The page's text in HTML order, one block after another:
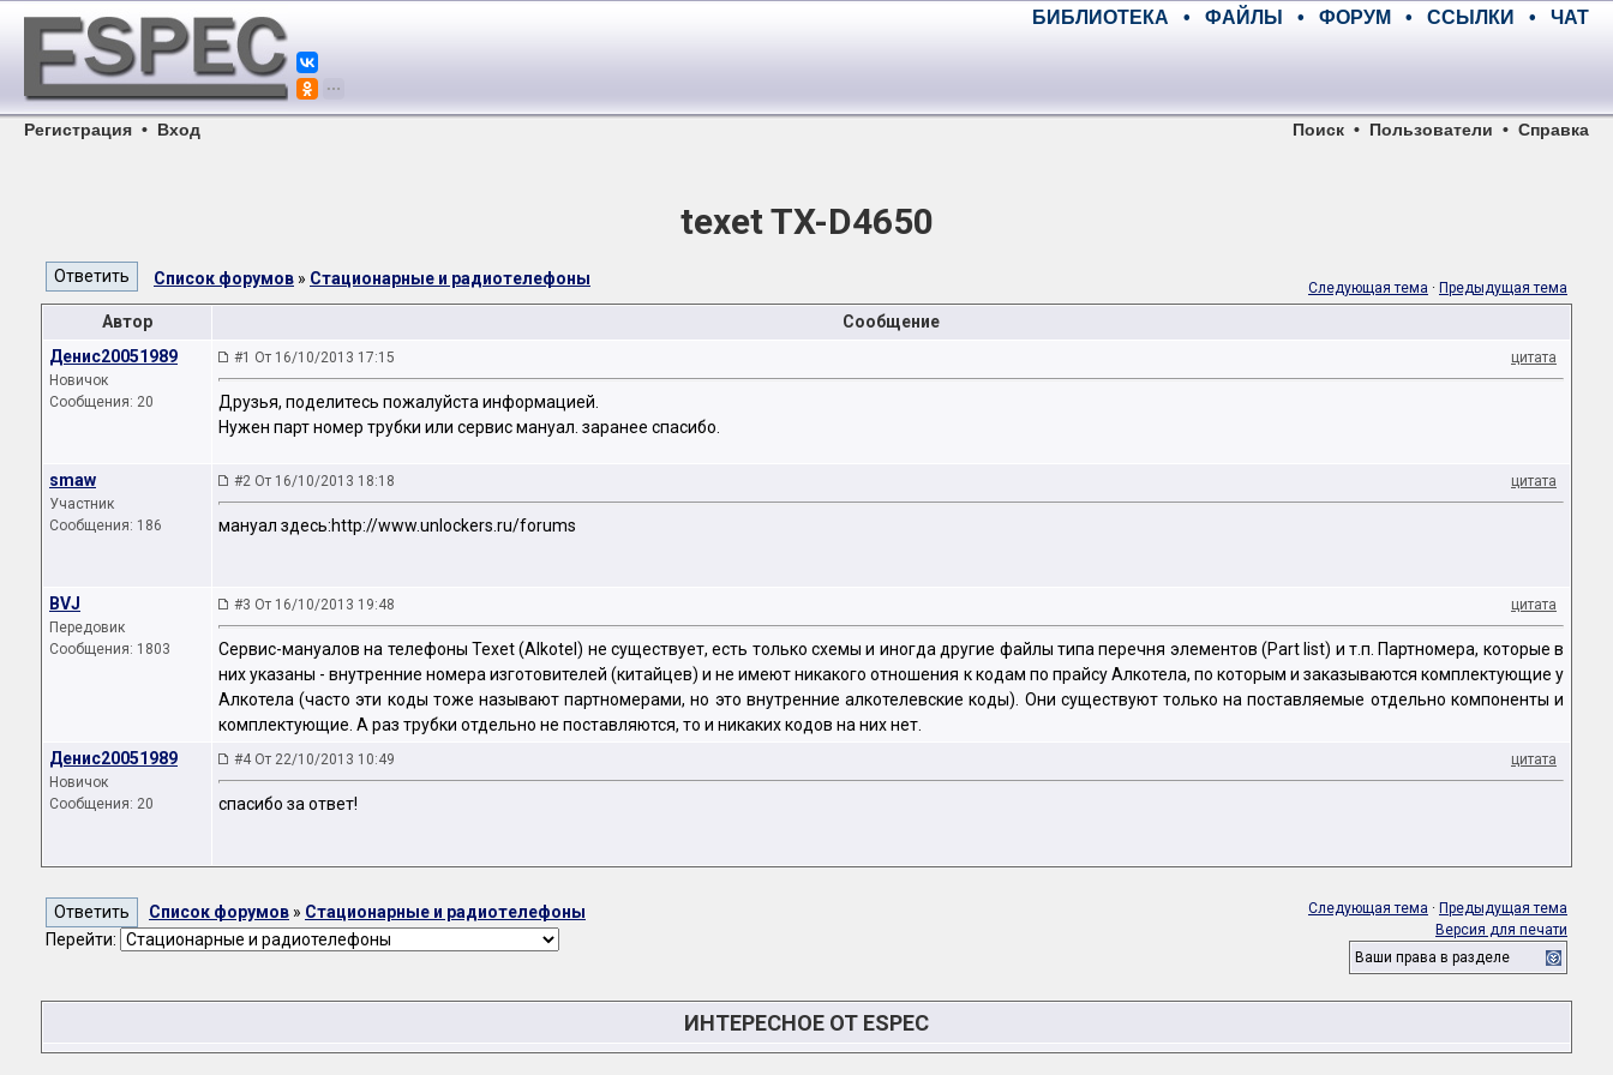
БИБЛИОТЕКА • ФАЙЛЫ • ФОРУМ • ССЫЛКИ • ЧАТ
Регистрация • Вход Поиск • Пользователи • Справка
texet TX-D4650
Список форумов » Стационарные и радиотелефоны Следующая тема · Предыдущая тема
Автор
Сообщение
Денис20051989
Новичок
Сообщения: 20
#1 От 16/10/2013 17:15 цитата
Друзья, поделитесь пожалуйста информацией.
Нужен парт номер трубки или сервис мануал. заранее спасибо.
smaw
Участник
Сообщения: 186
#2 От 16/10/2013 18:18 цитата
мануал здесь:http://www.unlockers.ru/forums
BVJ
Передовик
Сообщения: 1803
#3 От 16/10/2013 19:48 цитата
Сервис-мануалов на телефоны Texet (Alkotel) не существует, есть только схемы и иногда другие файлы типа перечня элементов (Part list) и т.п. Партномера, которые в
них указаны - внутренние номера изготовителей (китайцев) и не имеют никакого отношения к кодам по прайсу Алкотела, по которым и заказываются комплектующие у
Алкотела (часто эти коды тоже называют партномерами, но это внутренние алкотелевские коды). Они существуют только на поставляемые отдельно компоненты и
комплектующие. А раз трубки отдельно не поставляются, то и никаких кодов на них нет.
Денис20051989
Новичок
Сообщения: 20
#4 От 22/10/2013 10:49 цитата
спасибо за ответ!
Список форумов » Стационарные и радиотелефоны
Перейти:
Следующая тема · Предыдущая тема
Версия для печати
Ваши права в разделе
ИНТЕРЕСНОЕ ОТ ESPEC